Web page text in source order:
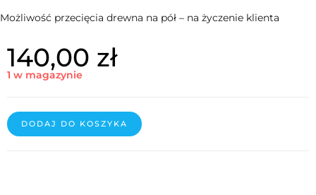
Możliwość przecięcia drewna na pół – na życzenie klienta
140,00 zł
1 w magazynie
DODAJ DO KOSZYKA